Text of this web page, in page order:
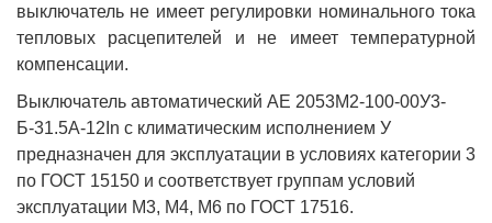
выключатель не имеет регулировки номинального тока
тепловых расцепителей и не имеет температурной
компенсации.
Выключатель автоматический АЕ 2053M2-100-00У3-
Б-31.5А-12In с климатическим исполнением У
предназначен для эксплуатации в условиях категории 3
по ГОСТ 15150 и соответствует группам условий
эксплуатации М3, М4, М6 по ГОСТ 17516.